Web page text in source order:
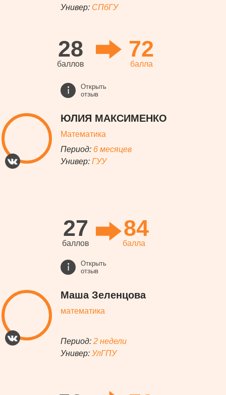
Универ: СПбГУ
28
баллов
72
балла
Открыть
отзыв
Математика
Период: 6 месяцев
Универ: ГУУ
ЮЛИЯ МАКСИМЕНКО
27
баллов
84
балла
Открыть
отзыв
Маша Зеленцова
математика
Период: 2 недели
Универ: УлГПУ